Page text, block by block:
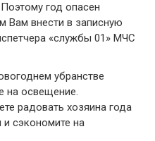
год опасен
Вам внести в записную
«службы 01» МЧС
убранстве
на освещение.
радовать хозяина года
сэкономите на